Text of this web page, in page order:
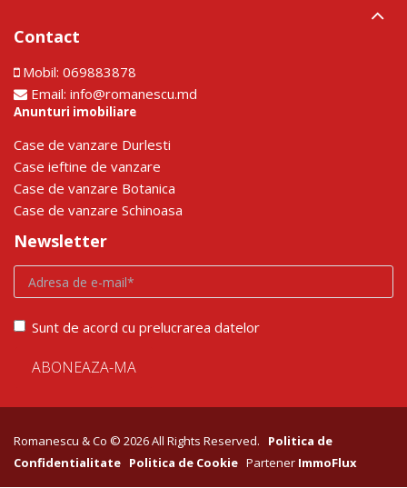
Contact
Mobil: 069883878
Email: info@romanescu.md
Anunturi imobiliare
Сase de vanzare Durlesti
Сase ieftine de vanzare
Сase de vanzare Botanica
Сase de vanzare Schinoasa
Newsletter
Sunt de acord cu prelucrarea datelor
Romanescu & Co © 2026 All Rights Reserved. Politica de
Confidentialitate Politica de Cookie Partener ImmoFlux